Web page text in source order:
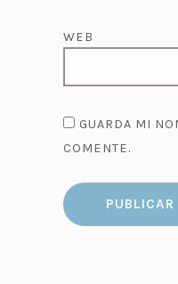
WEB
GUARDA MI
COMENTE.